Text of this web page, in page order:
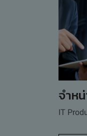
จำห
IT